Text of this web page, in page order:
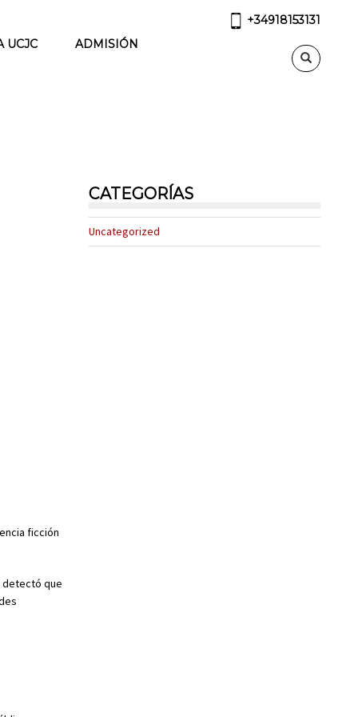
UCJC ADMISIÓN
+34918153131
ficción
detectó que
CATEGORÍAS
Uncategorized